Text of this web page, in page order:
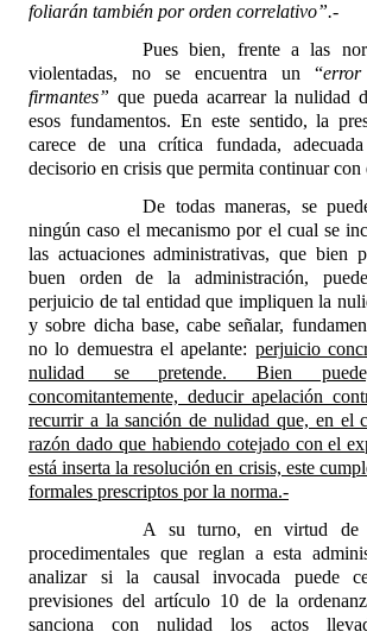
foliarán también por orden correlativo”.-
Pues bien, frente a las
violentadas, no se encuentra un “
firmantes” que pueda acarrear la nulidad
esos fundamentos. En este sentido, la
carece de una crítica fundada,
decisorio en crisis que permita continuar con
De todas maneras, se
ningún caso el mecanismo por el cual se
las actuaciones administrativas, que bien
buen orden de la administración,
perjuicio de tal entidad que impliquen la
y sobre dicha base, cabe señalar,
no lo demuestra el apelante: perjuicio
nulidad se pretende. Bien
concomitantemente, deducir apelación
recurrir a la sanción de nulidad que, en el
razón dado que habiendo cotejado con el
está inserta la resolución en crisis, este
formales prescriptos por la norma.-
A su turno, en virtud de
procedimentales que reglan a esta
analizar si la causal invocada puede
previsiones del artículo 10 de la
sanciona con nulidad los actos